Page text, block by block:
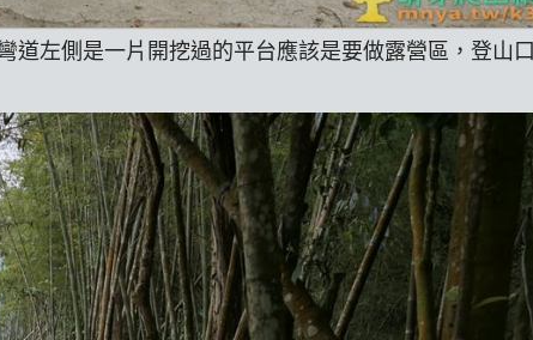
左側是一片開挖過的平台應該是要做露營區，登山口